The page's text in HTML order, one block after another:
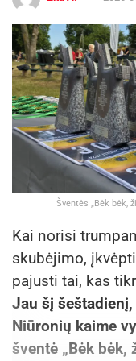
Šventės „Bėk bėk,
Kai norisi
skubėjimo,
pajusti tai, kas
Jau šį
Niūronių kaime
šventė „Bėk bėk,